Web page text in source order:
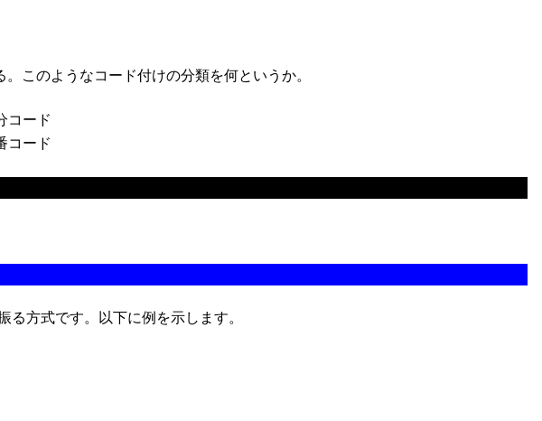
このようなコード付けの分類を何というか。
ード
ード
方式です。以下に例を示します。